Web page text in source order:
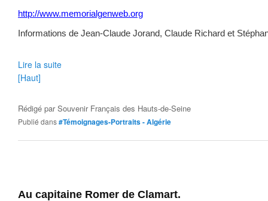
http://www.memorialgenweb.org
Informations de Jean-Claude Jorand, Claude Richard et
Lire la suite
[Haut]
Rédigé parSouvenir Français des Hauts-de-Seine
Publié dans#Témoignages-Portraits - Algérie
Au capitaine Romer de Clamart.